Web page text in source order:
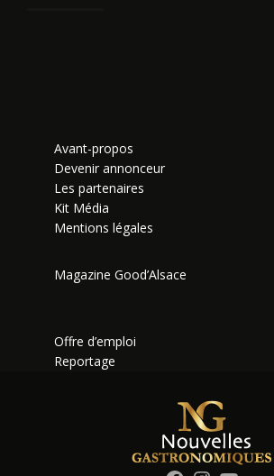
Avant-propos
Devenir annonceur
Les partenaires
Kit Média
Mentions légales
Magazine Good’Alsace
Offre d’emploi
Reportage
Facebook
Instagram
YouTube